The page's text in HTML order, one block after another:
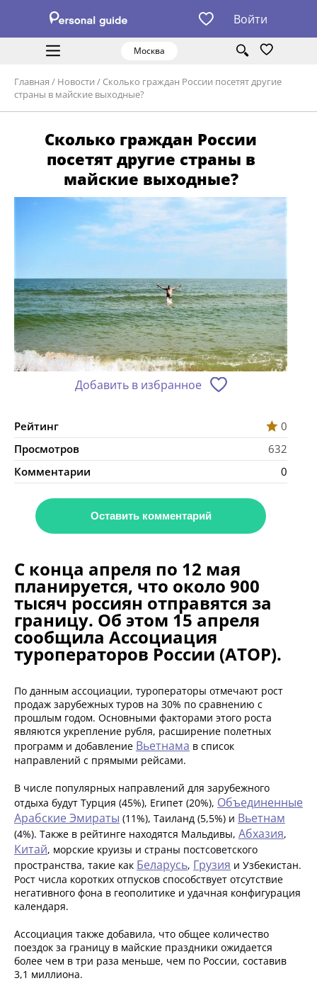
Войти
Москва
Главная / Новости / Сколько граждан России посетят другие
страны в майские выходные?
Сколько граждан России
посетят другие страны в
майские выходные?
Добавить в избранное
Рейтинг
0
Просмотров
632
Комментарии
0
Оставить комментарий
С конца апреля по 12 мая
планируется, что около 900
тысяч россиян отправятся за
границу. Об этом 15 апреля
сообщила Ассоциация
туроператоров России (АТОР).
По данным ассоциации, туроператоры отмечают рост
продаж зарубежных туров на 30% по сравнению с
прошлым годом. Основными факторами этого роста
являются укрепление рубля, расширение полетных
программ и добавление Вьетнама в список
направлений с прямыми рейсами.
В числе популярных направлений для зарубежного
отдыха будут Турция (45%), Египет (20%), Объединенные
Арабские Эмираты (11%), Таиланд (5,5%) и Вьетнам
(4%). Также в рейтинге находятся Мальдивы, Абхазия,
Китай, морские круизы и страны постсоветского
пространства, такие как Беларусь, Грузия и Узбекистан.
Рост числа коротких отпусков способствует отсутствие
негативного фона в геополитике и удачная конфигурация
календаря.
Ассоциация также добавила, что общее количество
поездок за границу в майские праздники ожидается
более чем в три раза меньше, чем по России, составив
3,1 миллиона.